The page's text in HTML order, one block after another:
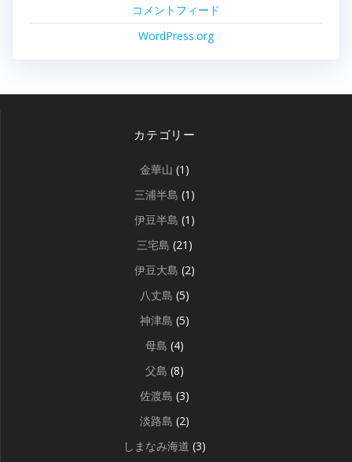
コメントフィード
WordPress.org
カテゴリー
金華山 (1)
三浦半島 (1)
伊豆半島 (1)
三宅島 (21)
伊豆大島 (2)
八丈島 (5)
神津島 (5)
母島 (4)
父島 (8)
佐渡島 (3)
淡路島 (2)
しまなみ海道 (3)